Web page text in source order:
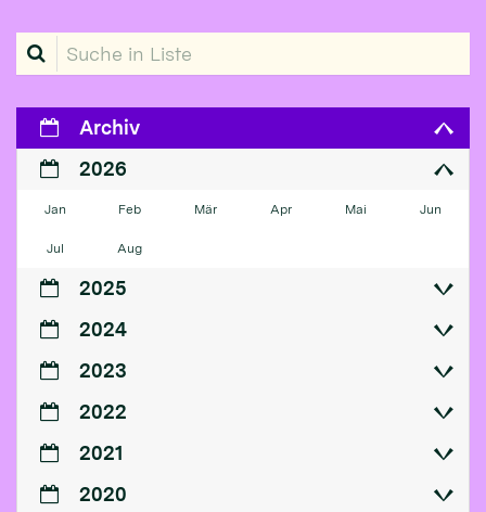
Suche in Liste
Archiv
2026
Jan Feb Mär Apr Mai Jun
Jul Aug
2025
2024
2023
2022
2021
2020